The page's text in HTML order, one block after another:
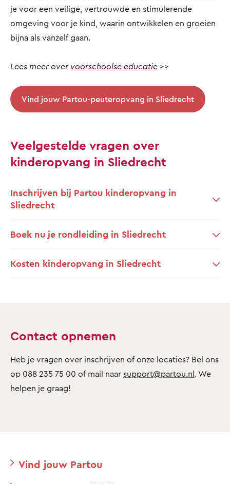
je voor een veilige, vertrouwde en stimulerende
omgeving voor je kind, waarin ontwikkelen en groeien
bijna als vanzelf gaan.
Lees meer over voorschoolse educatie >>
Vind jouw Partou-peuteropvang in Sliedrecht
Veelgestelde vragen over
kinderopvang in Sliedrecht
Inschrijven bij Partou kinderopvang in
Sliedrecht
Boek nu je rondleiding in Sliedrecht
Kosten kinderopvang in Sliedrecht
Contact opnemen
Heb je vragen over inschrijven of onze locaties? Bel ons
op 088 235 75 00 of mail naar support@partou.nl. We
helpen je graag!
Vind jouw Partou